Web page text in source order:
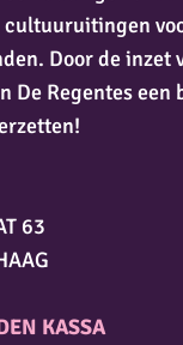
Door de inzet
De Regentes een
63
KASSA